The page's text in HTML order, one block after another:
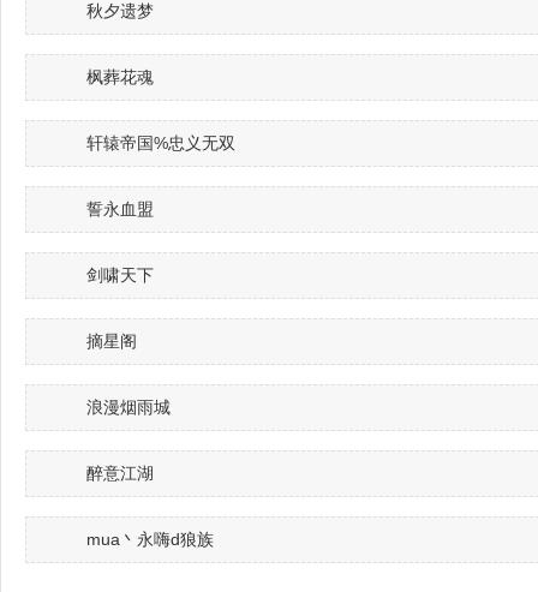
秋夕遗梦
枫葬花魂
轩辕帝国%忠义无双
誓永血盟
剑啸天下
摘星阁
浪漫烟雨城
醉意江湖
mua丶永嗨d狼族